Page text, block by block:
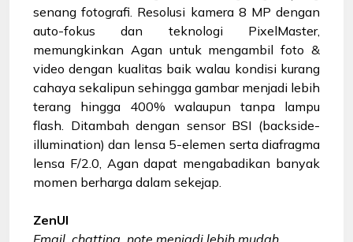
senang fotografi. Resolusi kamera 8 MP dengan
auto-fokus dan teknologi PixelMaster,
memungkinkan Agan untuk mengambil foto &
video dengan kualitas baik walau kondisi kurang
cahaya sekalipun sehingga gambar menjadi lebih
terang hingga 400% walaupun tanpa lampu
flash. Ditambah dengan sensor BSI (backside-
illumination) dan lensa 5-elemen serta diafragma
lensa F/2.0, Agan dapat mengabadikan banyak
momen berharga dalam sekejap.
ZenUI
Email, chatting, note menjadi lebih mudah.